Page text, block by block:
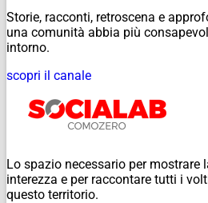
Storie, racconti, retroscena e
una comunità abbia più
intorno.
scopri il canale
Lo spazio necessario per mostrare
interezza e per raccontare tutti i
questo territorio.